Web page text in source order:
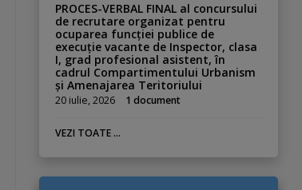
PROCES-VERBAL FINAL al concursului
de recrutare organizat pentru
ocuparea funcției publice de
execuție vacante de Inspector, clasa
I, grad profesional asistent, în
cadrul Compartimentului Urbanism
și Amenajarea Teritoriului
20 iulie, 2026 1 document
VEZI TOATE ...